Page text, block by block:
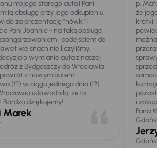
mojego starego auta i Pani
obsługę przy jego odkupieniu,
za prezentację "nówki" i
Pani Joannie - na taką obsługę,
i podejściem do
we snach nie liczyliśmy.
o wymianie auta z naszej
z Bydgoszczy do Wrocławia
z nowym autem
(!?) w ciągu jednego dnia (!?)
udowodniła, że to
Bardzo dziękujemy!
Marek
p.
że
krótki,
ku
i
Pana